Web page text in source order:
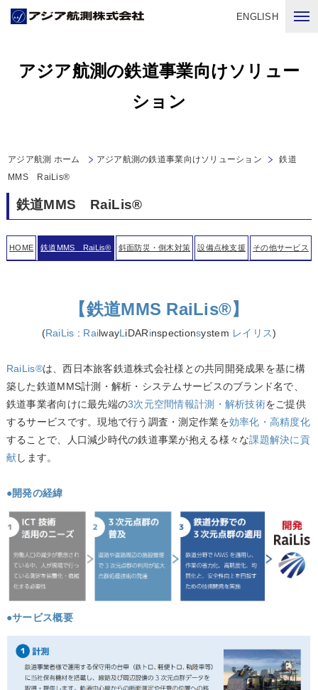
ENGLISH
アジア航測の鉄道事業向けソリュー
ション
アジア航測 ホーム アジア航測の鉄道事業向けソリューション
鉄道
MMS RaiLis®
鉄道MMS RaiLis®
HOME 鉄道MMS RaiLis® 斜面防災・倒木対策 設備点検支援 その他サービス
【鉄道MMS RaiLis®】
(RaiLis : RailwayL iDARinspectionsystem レイリス)
RaiLis®は、西日本旅客鉄道株式会社様との共同開発成果を基に構
築した鉄道MMS計測・解析・システムサービスのブランド名で、
鉄道事業者向けに最先端の3次元空間情報計測・解析技術をご提供
するサービスです。現地で行う調査・測定作業を効率化・高精度化
することで、人口減少時代の鉄道事業が抱える様々な課題解決に貢
献します。
●開発の経緯
●サービス概要